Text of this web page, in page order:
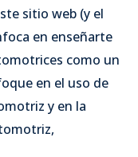
sitio web (y el
en enseñarte
como un
en el uso de
y en la